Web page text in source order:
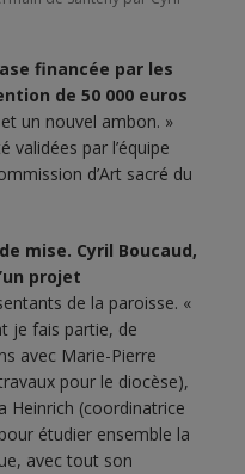
financée par les
de 50 000 euros
un nouvel ambon. »
validées par l’équipe
d’Art sacré du
mise. Cyril Boucaud,
projet
de la paroisse. «
je fais partie, de
avec Marie-Pierre
pour le diocèse),
Heinrich (coordinatrice
étudier ensemble la
avec tout son